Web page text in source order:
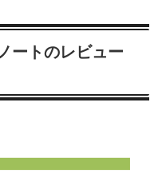
ートのレビュー